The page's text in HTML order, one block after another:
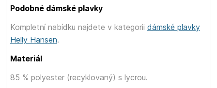
Podobné dámské plavky
Kompletní nabídku najdete v kategorii dámské plavky
Helly Hansen.
Materiál
85 % polyester (recyklovaný) s lycrou.